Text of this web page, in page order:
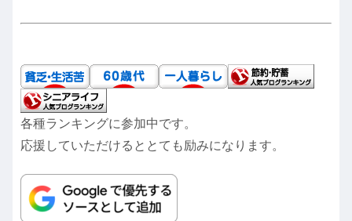
各種ランキングに参加中です。
応援していただけるととても励みになります。